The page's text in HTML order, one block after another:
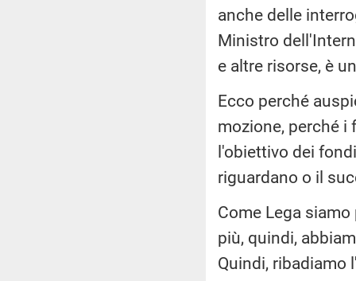
anche delle
Ministro
e altre risorse, è
Ecco perché
mozione, perché i
l'obiettivo dei
riguardano o il
Come Lega
più, quindi,
Quindi, ribadiamo